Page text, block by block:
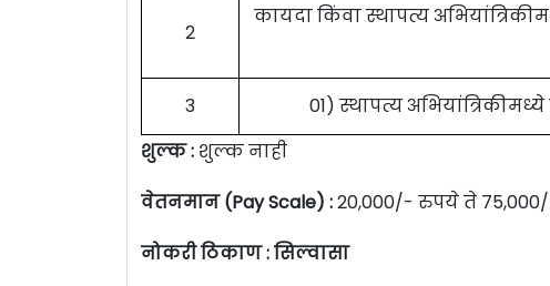
2
कायदा किंवा स्थापत्य
3
01) स्थापत्य
शुल्क : शुल्क नाही
वेतनमान (Pay Scale) :20,000/- रुपये ते
नोकरी ठिकाण : सिल्वासा